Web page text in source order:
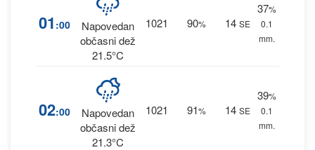
01 :00
Napovedan
občasni dež
21.5°C
1021 90% 14 SE
37%
0.1
mm.
02:00
Napovedan
občasni dež
21.3°C
1021 91% 14 SE
39%
0.1
mm.